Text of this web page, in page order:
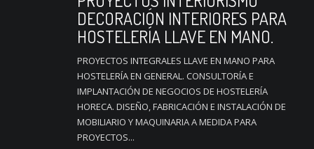
DECORACIÓN INTERIORES PARA
HOSTELERÍA LLAVE EN MANO.
PROYECTOS INTEGRALES LLAVE EN MANO PARA
HOSTELERÍA EN GENERAL. CONSULTORÍA E
IMPLANTACIÓN DE NEGOCIOS DE HOSTELERÍA
HORECA. DISEÑO, FABRICACIÓN E INSTALACIÓN DE
MOBILIARIO Y MAQUINARIA A MEDIDA PARA
PROYECTOS...